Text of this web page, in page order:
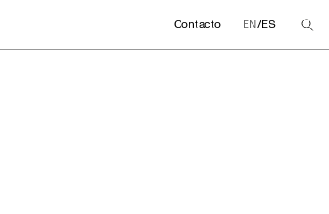
Contacto EN/ES
una